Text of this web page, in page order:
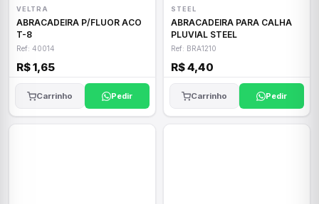
VELTRA
ABRACADEIRA P/FLUOR ACO
T-8
Ref: 40014
R$ 1,65
Carrinho Pedir
STEEL
ABRACADEIRA PARA CALHA
PLUVIAL STEEL
Ref: BRA1210
R$ 4,40
Carrinho Pedir